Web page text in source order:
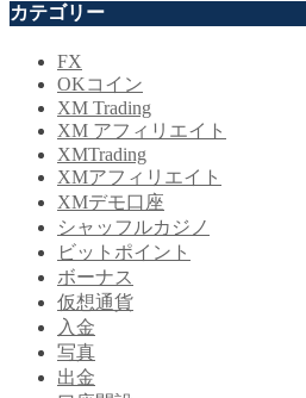
カテゴリー
FX
OKコイン
XM Trading
XM アフィリエイト
XMTrading
XMアフィリエイト
XMデモ口座
シャッフルカジノ
ビットポイント
ボーナス
仮想通貨
入金
写真
出金